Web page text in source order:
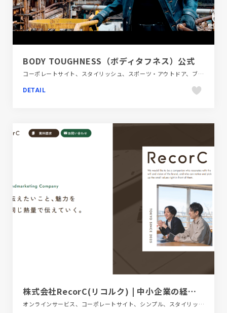
BODY TOUGHNESS（ボディタフネス）公式
コーポレートサイト、スタイリッシュ、スポーツ・アウトドア、ブラック系 、大きめ写真
DETAIL
株式会社RecorC(リコルク) | 中小企業の経営者に伴走するブランドマーケティング会社
オンラインサービス、コーポレートサイト、シンプル、スタイリッシュ、フラットデザイン、ブラウン系